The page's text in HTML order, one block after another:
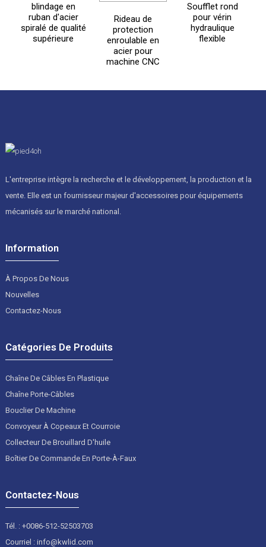
blindage en
ruban d'acier
spiralé de qualité
supérieure
Rideau de
protection
enroulable en
acier pour
machine CNC
Soufflet rond
pour vérin
hydraulique
flexible
L'entreprise intègre la recherche et le développement, la production et la
vente. Elle est un fournisseur majeur d'accessoires pour équipements
mécanisés sur le marché national.
Information
À Propos De Nous
Nouvelles
Contactez-Nous
Catégories De Produits
Chaîne De Câbles En Plastique
Chaîne Porte-Câbles
Bouclier De Machine
Convoyeur À Copeaux Et Courroie
Collecteur De Brouillard D'huile
Boîtier De Commande En Porte-À-Faux
Contactez-Nous
Tél. : +0086-512-52503703
Courriel : info@kwlid.com